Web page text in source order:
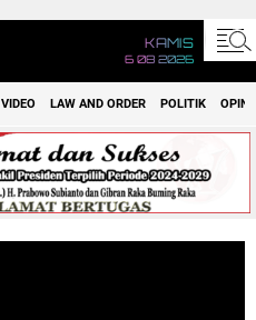
KAMIS
6 08 2026
VIDEO LAW AND ORDER POLITIK OPINI